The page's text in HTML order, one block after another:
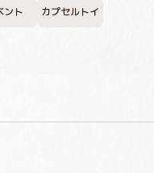
ント カプセルトイ